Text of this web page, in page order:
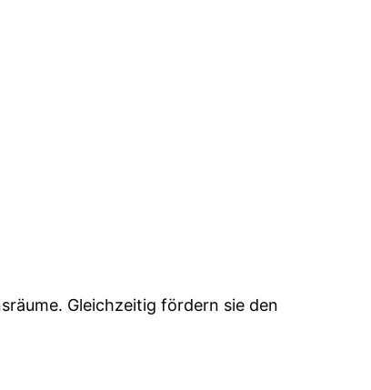
Gleichzeitig fördern sie den